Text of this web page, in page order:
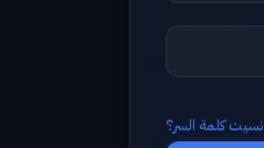
نسيت كلمة السر؟